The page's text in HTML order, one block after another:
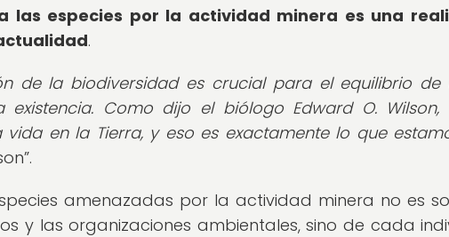
las especies por la actividad minera es una
.
de la biodiversidad es crucial para el equilibrio
existencia. Como dijo el biólogo Edward O.
en la Tierra, y eso es exactamente lo que
.
amenazadas por la actividad minera no es
y las organizaciones ambientales, sino de cada